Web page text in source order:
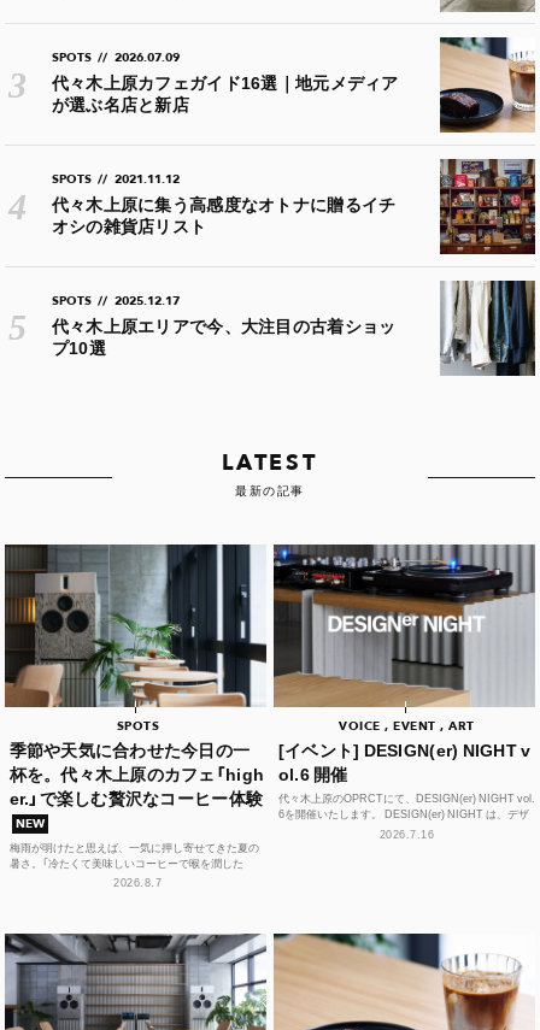
SPOTS // 2026.07.09
代々木上原カフェガイド16選｜地元メディア
が選ぶ名店と新店
SPOTS // 2021.11.12
代々木上原に集う高感度なオトナに贈るイチ
オシの雑貨店リスト
SPOTS // 2025.12.17
代々木上原エリアで今、大注目の古着ショッ
プ10選
LATEST
最新の記事
SPOTS
季節や天気に合わせた今日の一
杯を。代々木上原のカフェ「high
er.」で楽しむ贅沢なコーヒー体験
NEW
梅雨が明けたと思えば、一気に押し寄せてきた夏の
暑さ。「冷たくて美味しいコーヒーで喉を潤した
い！」そんな思いを叶えてくれるカフェが、この夏、
2026.8.7
VOICE , EVENT , ART
[イベント] DESIGN(er) NIGHT v
ol.6 開催
代々木上原のOPRCTにて、DESIGN(er) NIGHT vol.
6を開催いたします。 DESIGN(er) NIGHT は、デザ
イナー、デザインに...2026.7.16